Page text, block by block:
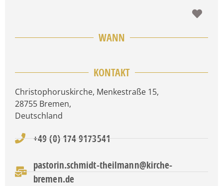
WANN
KONTAKT
Christophoruskirche, Menkestraße 15,
28755 Bremen,
Deutschland
+49 (0) 174 9173541
pastorin.schmidt-theilmann@kirche-
bremen.de